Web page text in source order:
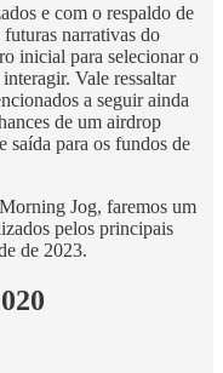
e com o respaldo de
narrativas do
inicial para selecionar o
Vale ressaltar
a seguir ainda
de um airdrop
saída para os fundos de
Jog, faremos um
pelos principais
de 2023.